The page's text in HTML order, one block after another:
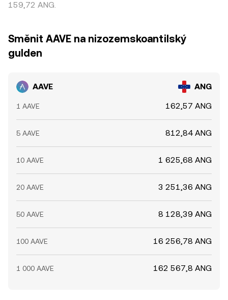
159,72 ANG.
Směnit AAVE na nizozemskoantilský
gulden
AAVE ANG
1 AAVE 162,57 ANG
5 AAVE 812,84 ANG
10 AAVE 1 625,68 ANG
20 AAVE 3 251,36 ANG
50 AAVE 8 128,39 ANG
100 AAVE 16 256,78 ANG
1 000 AAVE 162 567,8 ANG